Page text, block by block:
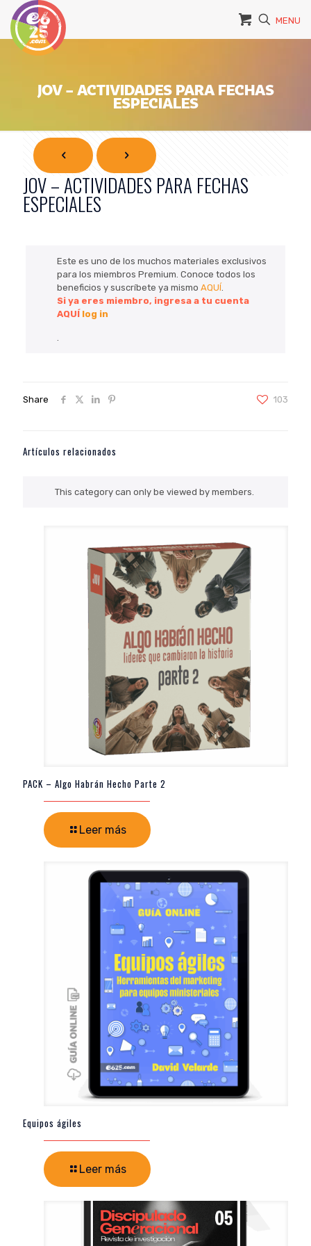
MENU
JOV – ACTIVIDADES PARA FECHAS
ESPECIALES
JOV – ACTIVIDADES PARA FECHAS
ESPECIALES
Este es uno de los muchos materiales exclusivos
para los miembros Premium. Conoce todos los
beneficios y suscríbete ya mismoAQUÍ.
Si ya eres miembro, ingresa a tu cuenta
AQUÍ log in
.
Share 103
Artículos relacionados
This category can only be viewed by members.
PACK – Algo Habrán Hecho Parte 2
Leer más
Equipos ágiles
Leer más